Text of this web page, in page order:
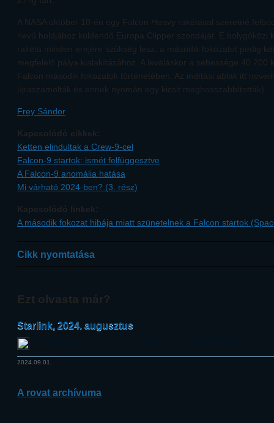
A NASA október 10-én egy Falcon Heavy rakétával szeretné
nevű holdjához küldendő Europa Clipper szondáját. E bolygóközi
rakéta minden erejére szükség lesz, a második fokozatot pedig
megfelelő pálya kialakításához. A leváláskor a sebessége 40 200
Falcon második fokozatok történetében. Az indítási ablak itt
újraszámolták és ennek nyomán egy kicsit meghosszabbították).
Frey Sándor
Kapcsolódó cikkek:
Ketten elindultak a Crew-9-cel
Falcon-9 startok: ismét felfüggesztve
A Falcon-9 anomália hatása
Mi várható 2024-ben? (3. rész)
Kapcsolódó linkek:
A második fokozat hibája miatt szünetelnek a Falcon startok
Cikk nyomtatása
Ezt olvasta már?
Starlink, 2024. augusztus
2024.09.01.
A rovat archívuma